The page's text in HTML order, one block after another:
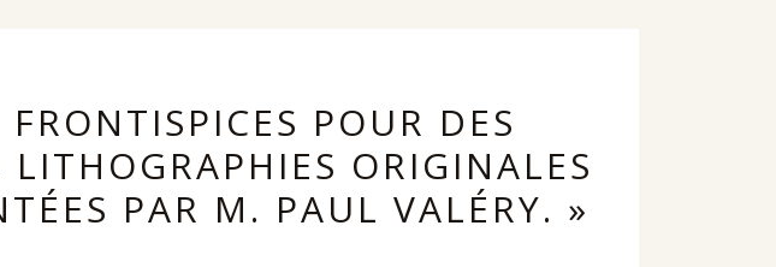
POUR DES
ORIGINALES
PAR M. PAUL VALÉRY. »